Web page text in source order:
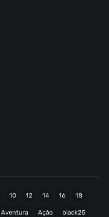
10 12 14 16 18
Aventura Ação black25